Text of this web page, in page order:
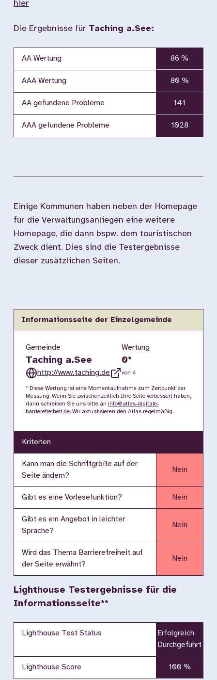
hier
Die Ergebnisse für Taching a.See:
AA Wertung 86 %
AAA Wertung 80 %
AA gefundene Probleme 141
AAA gefundene Probleme 1028
Einige Kommunen haben neben der Homepage
für die Verwaltungsanliegen eine weitere
Homepage, die dann bspw. dem touristischen
Zweck dient. Dies sind die Testergebnisse
dieser zusätzlichen Seiten.
Informationsseite der Einzelgemeinde
Gemeinde
Taching a.See
http://www.taching.de
Wertung
0*
von 4
* Diese Wertung ist eine Momentaufnahme zum Zeitpunkt der
Messung. Wenn Sie zwischenzeitlich Ihre Seite verbessert haben,
dann schreiben Sie uns bitte an info@atlas-digitale-
barrierefreiheit.de. Wir aktualisieren den Atlas regelmäßig.
Kriterien
Kann man die Schriftgröße auf der
Seite ändern?
Nein
Gibt es eine Vorlesefunktion? Nein
Gibt es ein Angebot in leichter
Sprache?
Nein
Wird das Thema Barrierefreiheit auf
der Seite erwähnt?
Nein
Lighthouse Testergebnisse für die
Informationsseite**
Lighthouse Test Status
Erfolgreich
Durchgeführt
Lighthouse Score 100 %